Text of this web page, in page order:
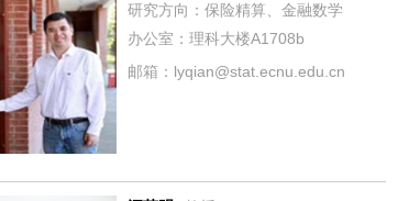
研究方向：保险精算、金融数学
办公室：理科大楼A1708b
邮箱：lyqian@stat.ecnu.edu.cn